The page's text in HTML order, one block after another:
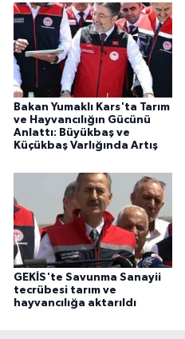
Bakan Yumaklı Kars'ta Tarım
ve Hayvancılığın Gücünü
Anlattı: Büyükbaş ve
Küçükbaş Varlığında Artış
GEKİS'te Savunma Sanayii
tecrübesi tarım ve
hayvancılığa aktarıldı